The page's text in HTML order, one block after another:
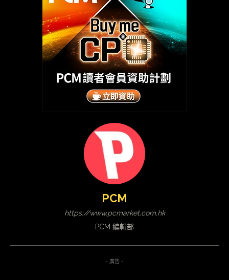
PCM
https://www.pcmarket.com.hk
PCM 編輯部
- 廣告 -